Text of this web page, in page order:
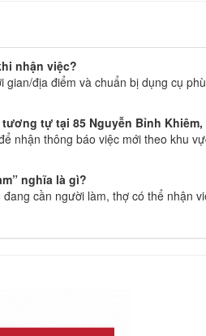
nhận việc?
địa điểm và chuẩn bị dụng cụ
tự tại 85 Nguyễn Bỉnh Khiêm,
nhận thông báo việc mới theo khu
nghĩa là gì?
cần người làm, thợ có thể nhận